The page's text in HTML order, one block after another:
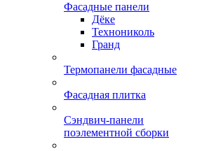
Фасадные панели
Дёке
Технониколь
Гранд
Термопанели фасадные
Фасадная плитка
Сэндвич-панели
поэлементной сборки